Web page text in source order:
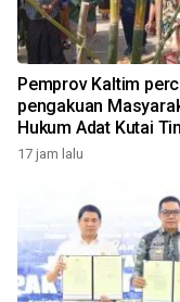
Pemprov Kaltim
pengakuan
Hukum Adat Kutai
17 jam lalu